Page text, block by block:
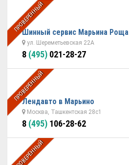
ПРОВЕРЕННЫЙ
Шинный сервис Марьина Роща
ул. Шереметьевская 22А
8 (495) 021-28-27
ПРОВЕРЕННЫЙ
Лендавто в Марьино
Москва, Ташкентская 28с1
8 (495) 106-28-62
ПРОВЕРЕННЫЙ